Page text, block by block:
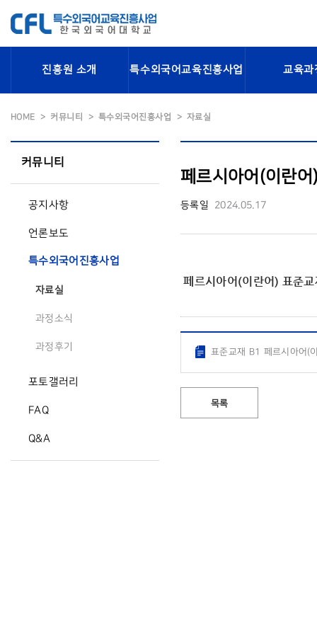
진흥원 소개 특수외국어교육진흥사업 교육과
HOME 커뮤니티 특수외국어진흥사업 자료실
커뮤니티
공지사항
언론보도
특수외국어진흥사업
자료실
과정소식
과정후기
포토갤러리
FAQ
Q&A
페르시아어(이란
등록일 2024.05.17
페르시아어(이란어) 표준
표준교재 B1 페르시아어(
목록